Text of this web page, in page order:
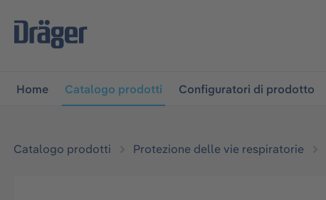
navigazione principale
Home Catalogo prodotti Configuratori di prodotto
Catalogo prodotti Protezione delle vie respiratorie